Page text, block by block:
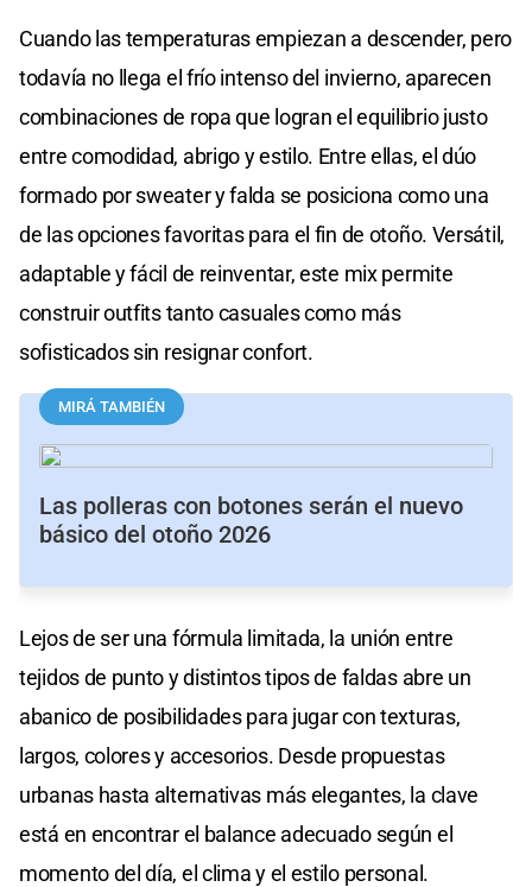
Cuando las temperaturas empiezan a descender, pero
todavía no llega el frío intenso del invierno, aparecen
combinaciones de ropa que logran el equilibrio justo
entre comodidad, abrigo y estilo. Entre ellas, el dúo
formado por sweater y falda se posiciona como una
de las opciones favoritas para el fin de otoño. Versátil,
adaptable y fácil de reinventar, este mix permite
construir outfits tanto casuales como más
sofisticados sin resignar confort.
MIRÁ TAMBIÉN
Las polleras con botones serán el nuevo
básico del otoño 2026
Lejos de ser una fórmula limitada, la unión entre
tejidos de punto y distintos tipos de faldas abre un
abanico de posibilidades para jugar con texturas,
largos, colores y accesorios. Desde propuestas
urbanas hasta alternativas más elegantes, la clave
está en encontrar el balance adecuado según el
momento del día, el clima y el estilo personal.